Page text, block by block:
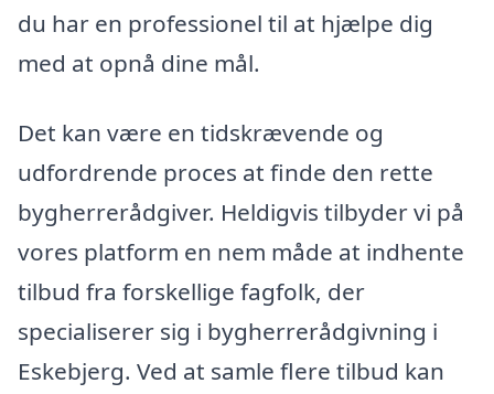
du har en professionel til at hjælpe dig
med at opnå dine mål.
Det kan være en tidskrævende og
udfordrende proces at finde den rette
bygherrerådgiver. Heldigvis tilbyder vi på
vores platform en nem måde at indhente
tilbud fra forskellige fagfolk, der
specialiserer sig i bygherrerådgivning i
Eskebjerg. Ved at samle flere tilbud kan